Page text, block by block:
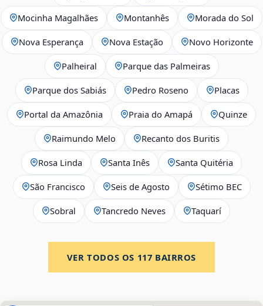
Mocinha Magalhães Montanhês Morada do Sol
Nova Esperança Nova Estação Novo Horizonte
Palheiral Parque das Palmeiras
Parque dos Sabiás Pedro Roseno Placas
Portal da Amazônia Praia do Amapá Quinze
Raimundo Melo Recanto dos Buritis
Rosa Linda Santa Inês Santa Quitéria
São Francisco Seis de Agosto Sétimo BEC
Sobral Tancredo Neves Taquarí
VER TODOS OS 117 BAIRROS